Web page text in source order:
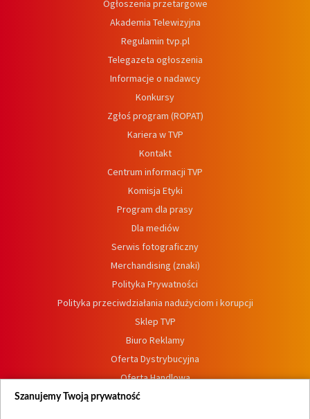
Ogłoszenia przetargowe
Akademia Telewizyjna
Regulamin tvp.pl
Telegazeta ogłoszenia
Informacje o nadawcy
Konkursy
Zgłoś program (ROPAT)
Kariera w TVP
Kontakt
Centrum informacji TVP
Komisja Etyki
Program dla prasy
Dla mediów
Serwis fotograficzny
Merchandising (znaki)
Polityka Prywatności
Polityka przeciwdziałania nadużyciom i korupcji
Sklep TVP
Biuro Reklamy
Oferta Dystrybucyjna
Oferta Handlowa
Dostępność
Szanujemy Twoją prywatność